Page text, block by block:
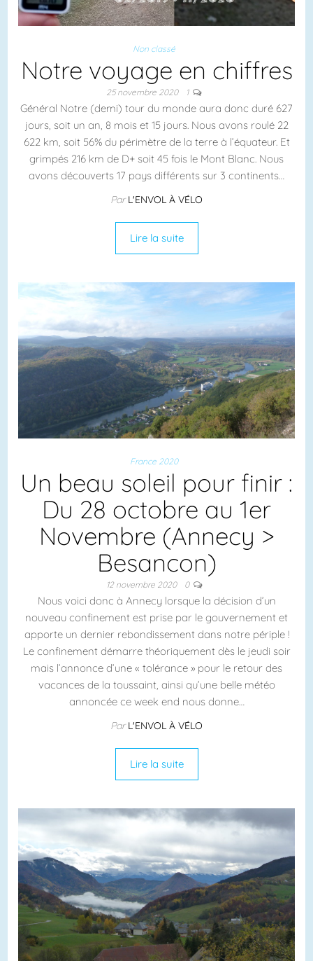
Non classé
Notre voyage en chiffres
25 novembre 2020 1
Général Notre (demi) tour du monde aura donc duré 627
jours, soit un an, 8 mois et 15 jours. Nous avons roulé 22
622 km, soit 56% du périmètre de la terre à l’équateur. Et
grimpés 216 km de D+ soit 45 fois le Mont Blanc. Nous
avons découverts 17 pays différents sur 3 continents…
ParL'ENVOL À VÉLO
Lire la suite
France 2020
Un beau soleil pour finir :
Du 28 octobre au 1er
Novembre (Annecy >
Besancon)
12 novembre 2020 0
Nous voici donc à Annecy lorsque la décision d’un
nouveau confinement est prise par le gouvernement et
apporte un dernier rebondissement dans notre périple !
Le confinement démarre théoriquement dès le jeudi soir
mais l’annonce d’une « tolérance » pour le retour des
vacances de la toussaint, ainsi qu’une belle météo
annoncée ce week end nous donne…
ParL'ENVOL À VÉLO
Lire la suite